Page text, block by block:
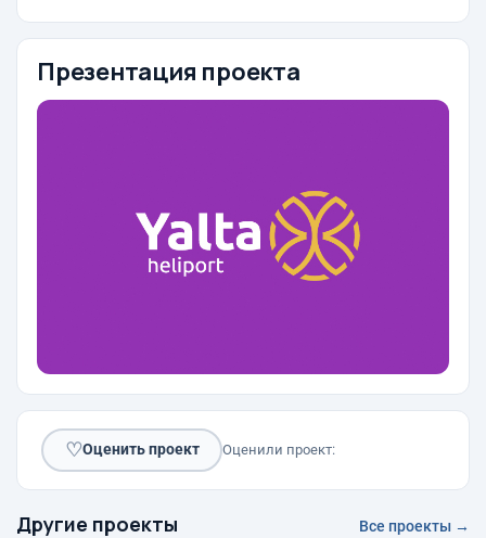
Презентация проекта
♡Оценить проект Оценили проект:
Другие проекты Все проекты →